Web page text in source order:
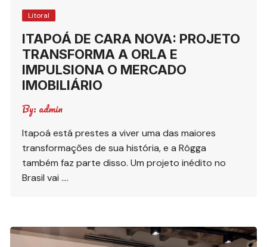
Litoral
ITAPOÁ DE CARA NOVA: PROJETO
TRANSFORMA A ORLA E
IMPULSIONA O MERCADO
IMOBILIÁRIO
By: admin
Itapoá está prestes a viver uma das maiores
transformações de sua história, e a Rôgga
também faz parte disso. Um projeto inédito no
Brasil vai ….